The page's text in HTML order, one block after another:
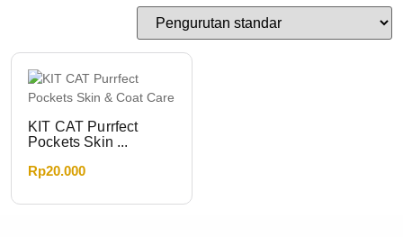
KIT CAT Purrfect
Pockets Skin ...
Rp20.000